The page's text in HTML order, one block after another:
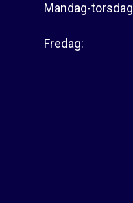
Mandag-
Fredag: